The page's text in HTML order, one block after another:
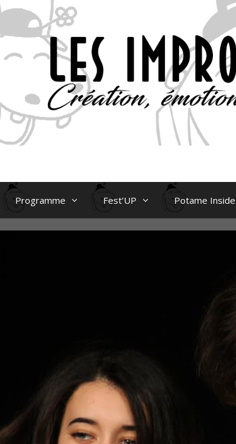
Programme Fest’UP Potame Inside